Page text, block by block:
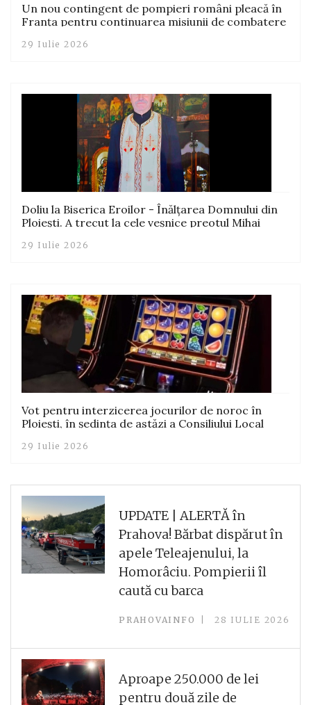
Un nou contingent de pompieri români pleacă în
Franța pentru continuarea misiunii de combatere
29 Iulie 2026
Doliu la Biserica Eroilor - Înălțarea Domnului din
Ploiești. A trecut la cele veșnice preotul Mihai
29 Iulie 2026
Vot pentru interzicerea jocurilor de noroc în
Ploiești, în ședința de astăzi a Consiliului Local
29 Iulie 2026
UPDATE | ALERTĂ în
Prahova! Bărbat dispărut în
apele Teleajenului, la
Homorâciu. Pompierii îl
caută cu barca
PRAHOVAINFO 28 IULIE 2026
Aproape 250.000 de lei
pentru două zile de